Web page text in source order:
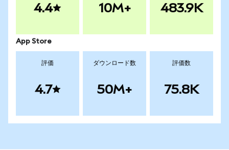
4.4 10M+ 483.9K
App Store
評価
4.7
ダウンロード数
50M+
評価数
75.8K